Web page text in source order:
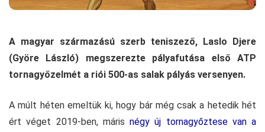
A magyar származású szerb teniszező, Laslo Djere
(Györe László) megszerezte pályafutása első ATP
tornagyőzelmét a riói 500-as salak pályás versenyen.
A múlt héten emeltük ki, hogy bár még csak a hetedik hét
ért véget 2019-ben, máris négy új tornagyőztese van a